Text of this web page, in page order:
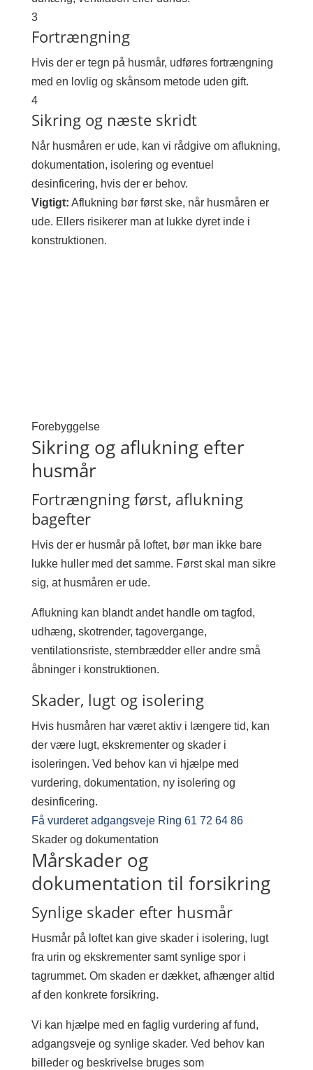
3
Fortrængning
Hvis der er tegn på husmår, udføres fortrængning
med en lovlig og skånsom metode uden gift.
4
Sikring og næste skridt
Når husmåren er ude, kan vi rådgive om aflukning,
dokumentation, isolering og eventuel
desinficering, hvis der er behov.
Vigtigt: Aflukning bør først ske, når husmåren er
ude. Ellers risikerer man at lukke dyret inde i
konstruktionen.
Forebyggelse
Sikring og aflukning efter
husmår
Fortrængning først, aflukning
bagefter
Hvis der er husmår på loftet, bør man ikke bare
lukke huller med det samme. Først skal man sikre
sig, at husmåren er ude.
Aflukning kan blandt andet handle om tagfod,
udhæng, skotrender, tagovergange,
ventilationsriste, sternbrædder eller andre små
åbninger i konstruktionen.
Skader, lugt og isolering
Hvis husmåren har været aktiv i længere tid, kan
der være lugt, ekskrementer og skader i
isoleringen. Ved behov kan vi hjælpe med
vurdering, dokumentation, ny isolering og
desinficering.
Få vurderet adgangsveje Ring 61 72 64 86
Skader og dokumentation
Mårskader og
dokumentation til forsikring
Synlige skader efter husmår
Husmår på loftet kan give skader i isolering, lugt
fra urin og ekskrementer samt synlige spor i
tagrummet. Om skaden er dækket, afhænger altid
af den konkrete forsikring.
Vi kan hjælpe med en faglig vurdering af fund,
adgangsveje og synlige skader. Ved behov kan
billeder og beskrivelse bruges som